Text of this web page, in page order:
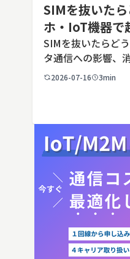
SIMを抜いた
ホ・IoT機器で
点を解説
SIMを抜いたらど
タ通信への影響、
端末譲渡時の注意
2026-07-16 3min